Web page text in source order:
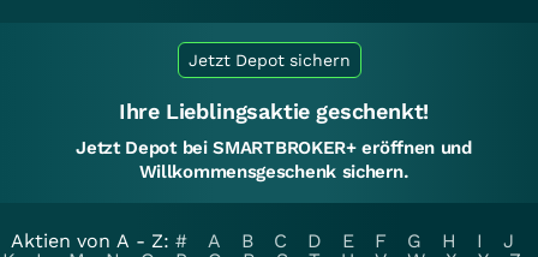
Jetzt Depot sichern
Ihre Lieblingsaktie geschenkt!
Jetzt Depot bei SMARTBROKER+ eröffnen und
Willkommensgeschenk sichern.
Aktien von A - Z: # A B C D E F G H I
J